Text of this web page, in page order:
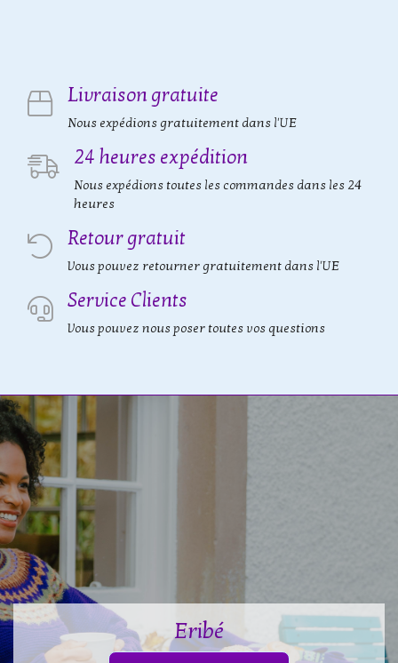
Livraison gratuite
Nous expédions gratuitement dans l'UE
24 heures expédition
Nous expédions toutes les commandes dans les 24
heures
Retour gratuit
Vous pouvez retourner gratuitement dans l'UE
Service Clients
Vous pouvez nous poser toutes vos questions
Eribé